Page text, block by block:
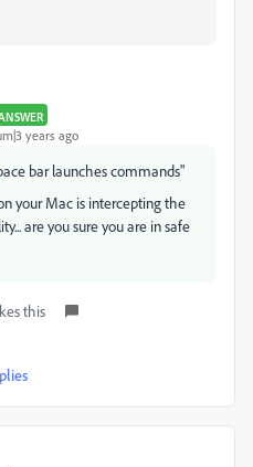
years ago
bar launches commands"
your Mac is intercepting the
are you sure you are in safe
this